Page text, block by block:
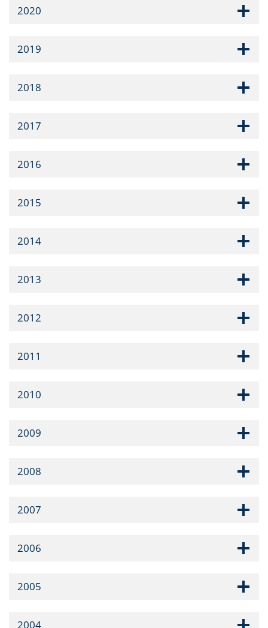
2020
2019
2018
2017
2016
2015
2014
2013
2012
2011
2010
2009
2008
2007
2006
2005
2004